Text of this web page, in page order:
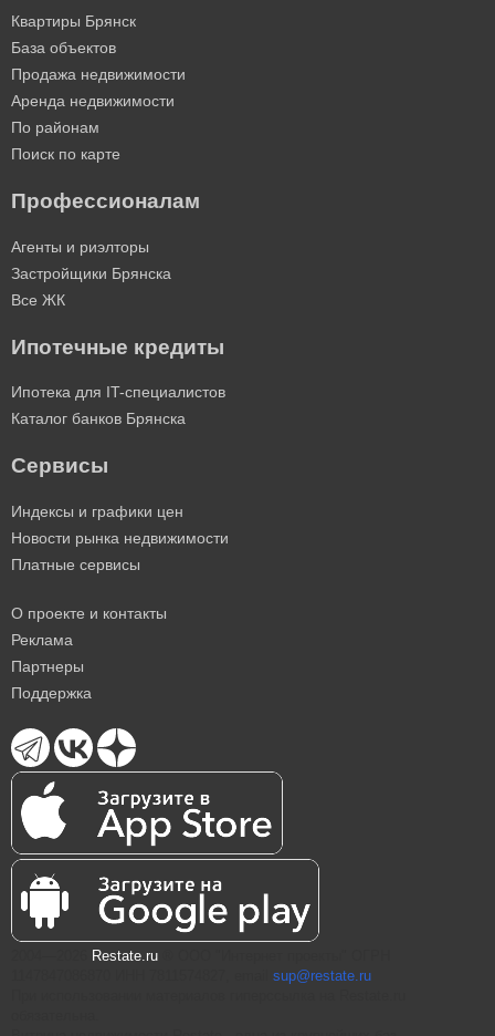
Квартиры Брянск
База объектов
Продажа недвижимости
Аренда недвижимости
По районам
Поиск по карте
Профессионалам
Агенты и риэлторы
Застройщики Брянска
Все ЖК
Ипотечные кредиты
Ипотека для IT-специалистов
Каталог банков Брянска
Сервисы
Индексы и графики цен
Новости рынка недвижимости
Платные сервисы
О проекте и контакты
Реклама
Партнеры
Поддержка
Restate.ru
sup@restate.ru